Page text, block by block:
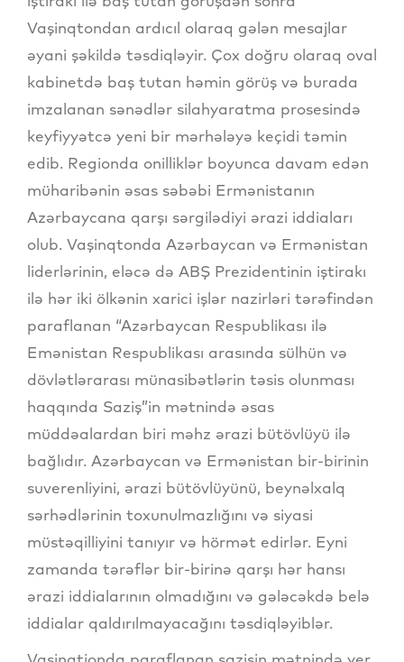
Vaşinqtondan ardıcıl olaraq gələn mesajlar
əyani şəkildə təsdiqləyir. Çox doğru olaraq oval
kabinetdə baş tutan həmin görüş və burada
imzalanan sənədlər silahyaratma prosesində
keyfiyyətcə yeni bir mərhələyə keçidi təmin
edib. Regionda onilliklər boyunca davam edən
müharibənin əsas səbəbi Ermənistanın
Azərbaycana qarşı sərgilədiyi ərazi iddiaları
olub. Vaşinqtonda Azərbaycan və Ermənistan
liderlərinin, eləcə də ABŞ Prezidentinin iştirakı
ilə hər iki ölkənin xarici işlər nazirləri tərəfindən
paraflanan “Azərbaycan Respublikası ilə
Emənistan Respublikası arasında sülhün və
dövlətlərarası münasibətlərin təsis olunması
haqqında Saziş”in mətnində əsas
müddəalardan biri məhz ərazi bütövlüyü ilə
bağlıdır. Azərbaycan və Ermənistan bir-birinin
suverenliyini, ərazi bütövlüyünü, beynəlxalq
sərhədlərinin toxunulmazlığını və siyasi
müstəqilliyini tanıyır və hörmət edirlər. Eyni
zamanda tərəflər bir-birinə qarşı hər hansı
ərazi iddialarının olmadığını və gələcəkdə belə
iddialar qaldırılmayacağını təsdiqləyiblər.